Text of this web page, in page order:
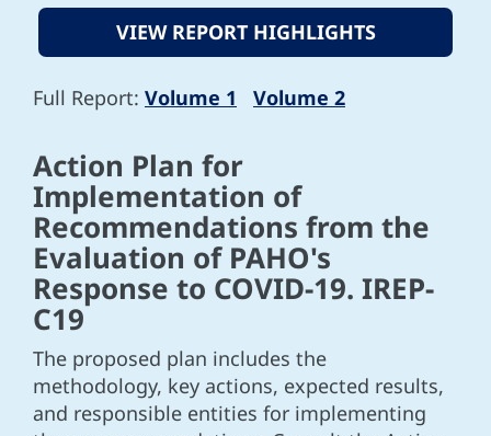
VIEW REPORT HIGHLIGHTS
Full Report: Volume 1 Volume 2
Action Plan for
Implementation of
Recommendations from the
Evaluation of PAHO's
Response to COVID-19. IREP-
C19
The proposed plan includes the
methodology, key actions, expected results,
and responsible entities for implementing